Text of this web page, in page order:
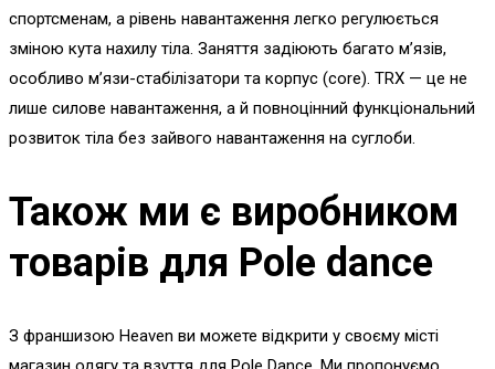
спортсменам, а рівень навантаження легко регулюється
зміною кута нахилу тіла. Заняття задіюють багато м’язів,
особливо м’язи-стабілізатори та корпус (core). TRX — це не
лише силове навантаження, а й повноцінний функціональний
розвиток тіла без зайвого навантаження на суглоби.
Також ми є виробником
товарів для Pole dance
З франшизою Heaven ви можете відкрити у своєму місті